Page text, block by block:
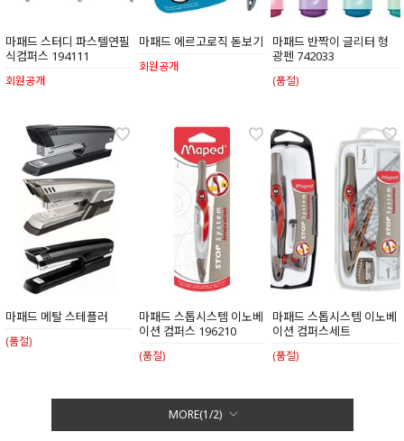
마패드 스터디 파스텔연필
식컴퍼스 194111
회원공개
마패드 에르고로직 돋보기
회원공개
마패드 반짝이 글리터 형
광펜 742033
(품절)
마패드 메탈 스테플러
(품절)
마패드 스톱시스템 이노베
이션 컴퍼스 196210
(품절)
마패드 스톱시스템 이노베
이션 컴퍼스세트
(품절)
MORE(1/2)